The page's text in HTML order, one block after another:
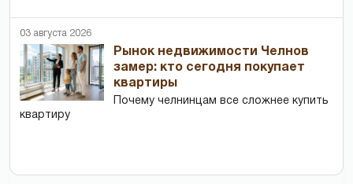
03 августа 2026
Рынок недвижимости Челнов
замер: кто сегодня покупает
квартиры
Почему челнинцам все сложнее купить
квартиру